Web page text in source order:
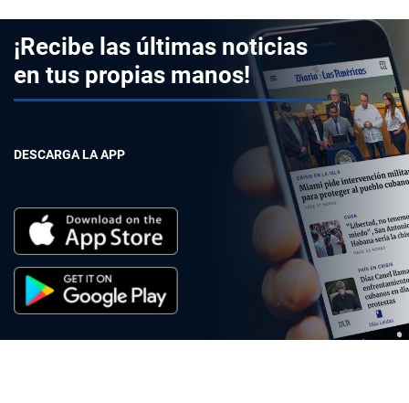
¡Recibe las últimas noticias
en tus propias manos!
DESCARGA LA APP